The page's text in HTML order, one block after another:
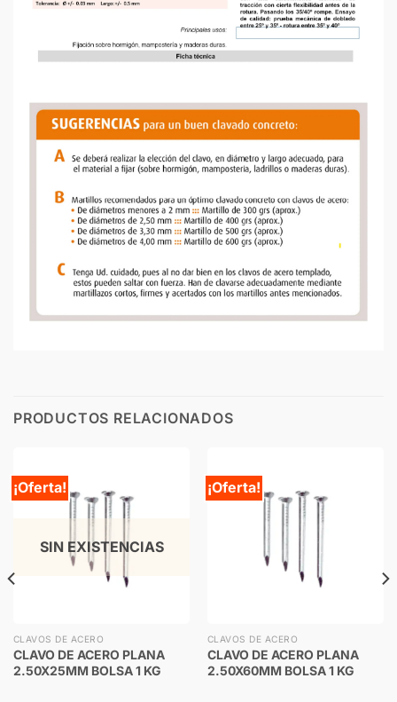
PRODUCTOS RELACIONADOS
¡Oferta!
SIN EXISTENCIAS
CLAVOS DE ACERO
CLAVO DE ACERO PLANA
2.50X25MM BOLSA 1 KG
¡Oferta!
CLAVOS DE ACERO
CLAVO DE ACERO PLANA
2.50X60MM BOLSA 1 KG